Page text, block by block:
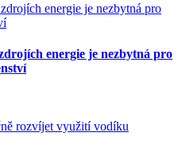
energie je nezbytná pro